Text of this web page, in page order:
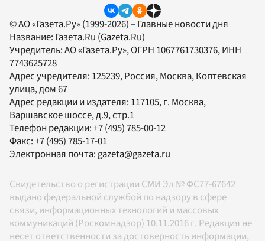
© АО «Газета.Ру» (1999-2026) – Главные новости дня
Название: Газета.Ru (Gazeta.Ru)
Учредитель:АО «Газета.Ру», ОГРН 1067761730376, ИНН
7743625728
Адрес учредителя: 125239, Россия, Москва, Коптевская
улица, дом 67
Адрес редакции и издателя: 117105, г. Москва,
Варшавское шоссе, д.9, стр.1
Телефон редакции:+7 (495) 785-00-12
Факс:+7 (495) 785-17-01
Электронная почта:gazeta@gazeta.ru
Свидетельство о регистрации СМИ Эл № ФС77-67642
выдано федеральной службой по надзору в сфере
связи, информационных технологий и массовых
коммуникаций (Роскомнадзор) 10.11.2016 г. Редакция не
несет ответственности за достоверность информации,